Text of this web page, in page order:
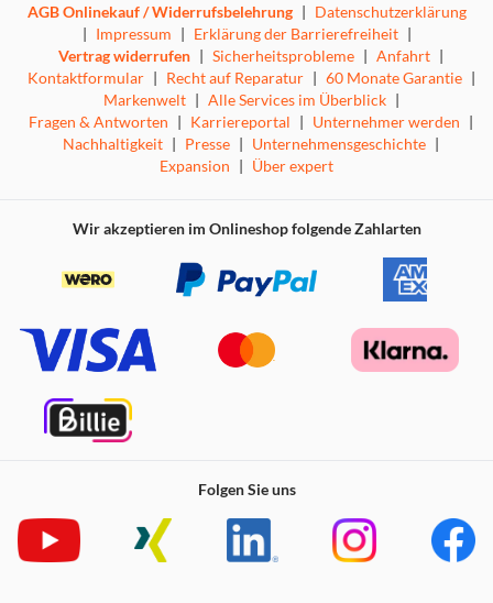
AGB Onlinekauf / Widerrufsbelehrung | Datenschutzerklärung
| Impressum | Erklärung der Barrierefreiheit |
Vertrag widerrufen | Sicherheitsprobleme | Anfahrt |
Kontaktformular | Recht auf Reparatur | 60 Monate Garantie |
Markenwelt | Alle Services im Überblick |
Fragen & Antworten | Karriereportal | Unternehmer werden |
Nachhaltigkeit | Presse | Unternehmensgeschichte |
Expansion | Über expert
Wir akzeptieren im Onlineshop folgende Zahlarten
Folgen Sie uns